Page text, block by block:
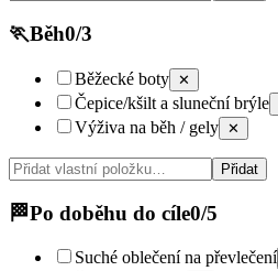
🏃Běh0/3
Běžecké boty ✕
Čepice/kšilt a sluneční brýle
Výživa na běh / gely ✕
Přidat
🏁Po doběhu do cíle0/5
Suché oblečení na převlečení